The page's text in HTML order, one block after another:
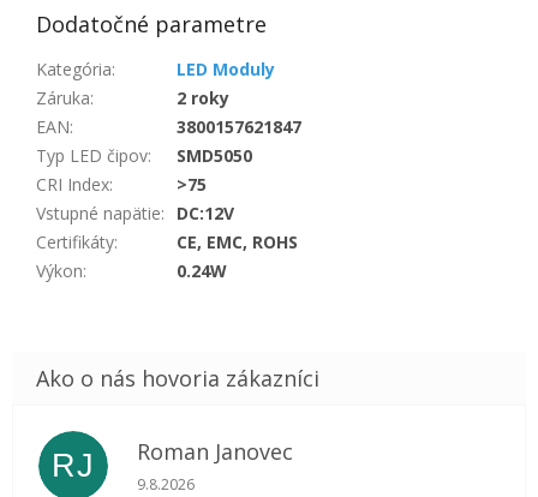
Dodatočné parametre
Kategória:
LED Moduly
Záruka:
2 roky
EAN:
3800157621847
Typ LED čipov:
SMD5050
CRI Index:
>75
Vstupné napätie:
DC:12V
Certifikáty:
CE, EMC, ROHS
Výkon: 0.24W
RJ Roman Janovec
Hodnotenie obchodu je 5 z 5 hviezdičiek.
9.8.2026